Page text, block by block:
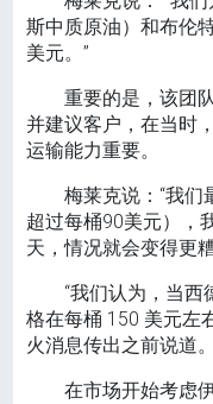
斯中质原油）和布伦
美元。”
重要的是，该团
并建议客户，在当时
运输能力重要。
梅莱克说：“我
超过每桶90美元），
天，情况就会变得更
“我们认为，当
格在每桶 150 美元左
火消息传出之前说道。
在市场开始考虑